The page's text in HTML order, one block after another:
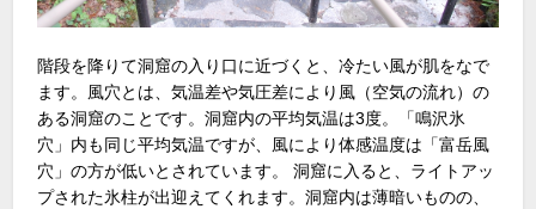
階段を降りて洞窟の入り口に近づくと、冷たい風が肌をなで
ます。風穴とは、気温差や気圧差により風（空気の流れ）の
ある洞窟のことです。洞窟内の平均気温は3度。「鳴沢氷
穴」内も同じ平均気温ですが、風により体感温度は「富岳風
穴」の方が低いとされています。 洞窟に入ると、ライトアッ
プされた氷柱が出迎えてくれます。洞窟内は薄暗いものの、